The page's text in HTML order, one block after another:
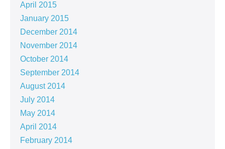
April 2015
January 2015
December 2014
November 2014
October 2014
September 2014
August 2014
July 2014
May 2014
April 2014
February 2014